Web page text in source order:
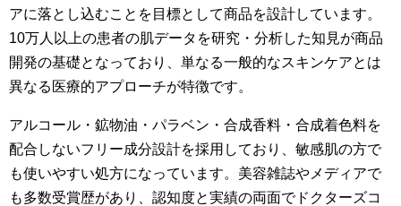
アに落とし込むことを目標として商品を設計しています。
10万人以上の患者の肌データを研究・分析した知見が商品
開発の基礎となっており、単なる一般的なスキンケアとは
異なる医療的アプローチが特徴です。
アルコール・鉱物油・パラベン・合成香料・合成着色料を
配合しないフリー成分設計を採用しており、敏感肌の方で
も使いやすい処方になっています。美容雑誌やメディアで
も多数受賞歴があり、認知度と実績の両面でドクターズコ